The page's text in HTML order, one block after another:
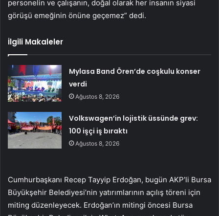
personelin ve çalışanın, doğal olarak her insanın siyasi
görüşü emeğinin önüne geçemez” dedi.
İlgili Makaleler
Mylasa Band Ören’de coşkulu konser
verdi
Ağustos 8, 2026
Volkswagen’in lojistik üssünde grev:
100 işçi iş bıraktı
Ağustos 8, 2026
Cumhurbaşkanı Recep Tayyip Erdoğan, bugün AKP’li Bursa
Büyükşehir Belediyesi’nin yatırımlarının açılış töreni için
miting düzenleyecek. Erdoğan’ın mitingi öncesi Bursa